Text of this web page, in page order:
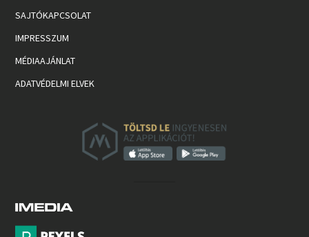
SAJTÓKAPCSOLAT
IMPRESSZUM
MÉDIAAJÁNLAT
ADATVÉDELMI ELVEK